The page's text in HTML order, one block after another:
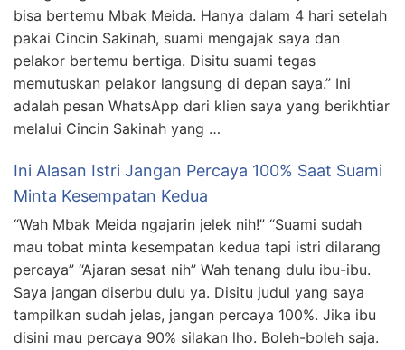
bisa bertemu Mbak Meida. Hanya dalam 4 hari setelah
pakai Cincin Sakinah, suami mengajak saya dan
pelakor bertemu bertiga. Disitu suami tegas
memutuskan pelakor langsung di depan saya.” Ini
adalah pesan WhatsApp dari klien saya yang berikhtiar
melalui Cincin Sakinah yang …
Ini Alasan Istri Jangan Percaya 100% Saat Suami
Minta Kesempatan Kedua
“Wah Mbak Meida ngajarin jelek nih!” “Suami sudah
mau tobat minta kesempatan kedua tapi istri dilarang
percaya” “Ajaran sesat nih” Wah tenang dulu ibu-ibu.
Saya jangan diserbu dulu ya. Disitu judul yang saya
tampilkan sudah jelas, jangan percaya 100%. Jika ibu
disini mau percaya 90% silakan lho. Boleh-boleh saja.